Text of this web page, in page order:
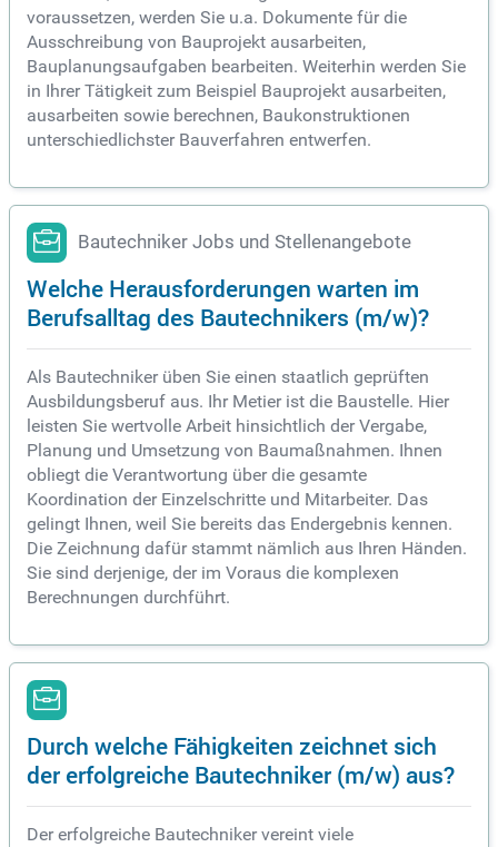
voraussetzen, werden Sie u.a. Dokumente für die
Ausschreibung von Bauprojekt ausarbeiten,
Bauplanungsaufgaben bearbeiten. Weiterhin werden Sie
in Ihrer Tätigkeit zum Beispiel Bauprojekt ausarbeiten,
ausarbeiten sowie berechnen, Baukonstruktionen
unterschiedlichster Bauverfahren entwerfen.
Bautechniker Jobs und Stellenangebote
Welche Herausforderungen warten im
Berufsalltag des Bautechnikers (m/w)?
Als Bautechniker üben Sie einen staatlich geprüften
Ausbildungsberuf aus. Ihr Metier ist die Baustelle. Hier
leisten Sie wertvolle Arbeit hinsichtlich der Vergabe,
Planung und Umsetzung von Baumaßnahmen. Ihnen
obliegt die Verantwortung über die gesamte
Koordination der Einzelschritte und Mitarbeiter. Das
gelingt Ihnen, weil Sie bereits das Endergebnis kennen.
Die Zeichnung dafür stammt nämlich aus Ihren Händen.
Sie sind derjenige, der im Voraus die komplexen
Berechnungen durchführt.
Durch welche Fähigkeiten zeichnet sich
der erfolgreiche Bautechniker (m/w) aus?
Der erfolgreiche Bautechniker vereint viele